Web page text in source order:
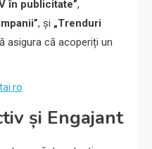
în publicitate”,
, și „Trenduri
asigura că acoperiți un
și Engajant